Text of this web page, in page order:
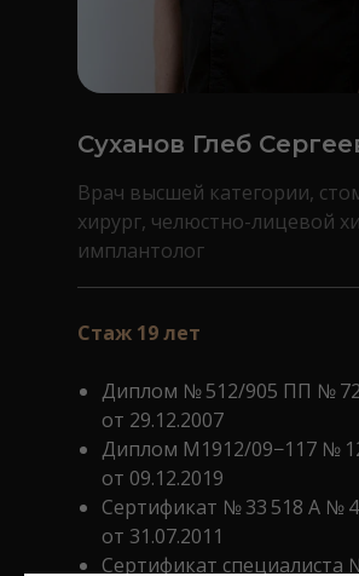
Суханов Глеб
Врач высшей категории,
хирург, челюстно-лицевой
имплантолог
Стаж 19 лет
Диплом № 512/905 ПП №
от 29.12.2007
Диплом М1912/09−117 №
от 09.12.2019
Сертификат № 33 518 А № 4
от 31.07.2011
Сертификат специалиста